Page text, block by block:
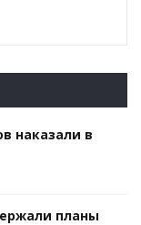
наказали в
планы